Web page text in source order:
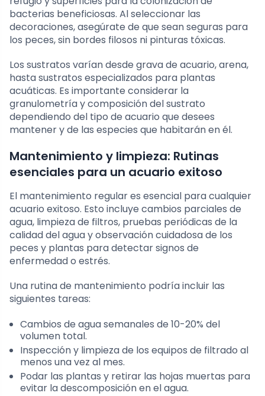
bacterias beneficiosas. Al seleccionar las
decoraciones, asegúrate de que sean seguras para
los peces, sin bordes filosos ni pinturas tóxicas.
Los sustratos varían desde grava de acuario, arena,
hasta sustratos especializados para plantas
acuáticas. Es importante considerar la
granulometría y composición del sustrato
dependiendo del tipo de acuario que desees
mantener y de las especies que habitarán en él.
Mantenimiento y limpieza: Rutinas
esenciales para un acuario exitoso
El mantenimiento regular es esencial para cualquier
acuario exitoso. Esto incluye cambios parciales de
agua, limpieza de filtros, pruebas periódicas de la
calidad del agua y observación cuidadosa de los
peces y plantas para detectar signos de
enfermedad o estrés.
Una rutina de mantenimiento podría incluir las
siguientes tareas:
Cambios de agua semanales de 10-20% del
volumen total.
Inspección y limpieza de los equipos de filtrado al
menos una vez al mes.
Podar las plantas y retirar las hojas muertas para
evitar la descomposición en el agua.